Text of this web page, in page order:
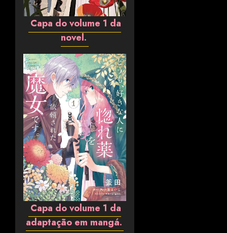
Capa do volume 1 da
novel.
Capa do volume 1 da
adaptação em mangá.